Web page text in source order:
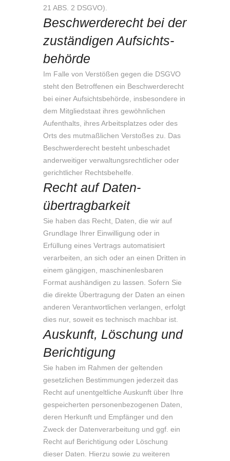
21 ABS. 2 DSGVO).
Beschwerde­recht bei der
zuständigen Aufsichts­
behörde
Im Falle von Verstößen gegen die DSGVO
steht den Betroffenen ein Beschwerderecht
bei einer Aufsichtsbehörde, insbesondere in
dem Mitgliedstaat ihres gewöhnlichen
Aufenthalts, ihres Arbeitsplatzes oder des
Orts des mutmaßlichen Verstoßes zu. Das
Beschwerderecht besteht unbeschadet
anderweitiger verwaltungsrechtlicher oder
gerichtlicher Rechtsbehelfe.
Recht auf Daten­
übertrag­barkeit
Sie haben das Recht, Daten, die wir auf
Grundlage Ihrer Einwilligung oder in
Erfüllung eines Vertrags automatisiert
verarbeiten, an sich oder an einen Dritten in
einem gängigen, maschinenlesbaren
Format aushändigen zu lassen. Sofern Sie
die direkte Übertragung der Daten an einen
anderen Verantwortlichen verlangen, erfolgt
dies nur, soweit es technisch machbar ist.
Auskunft, Löschung und
Berichtigung
Sie haben im Rahmen der geltenden
gesetzlichen Bestimmungen jederzeit das
Recht auf unentgeltliche Auskunft über Ihre
gespeicherten personenbezogenen Daten,
deren Herkunft und Empfänger und den
Zweck der Datenverarbeitung und ggf. ein
Recht auf Berichtigung oder Löschung
dieser Daten. Hierzu sowie zu weiteren